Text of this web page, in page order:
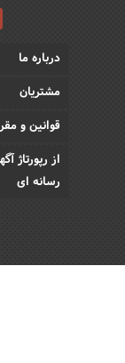
درباره ما
مشتریان
قوانین و
از رپورتاژ
رسانه ای